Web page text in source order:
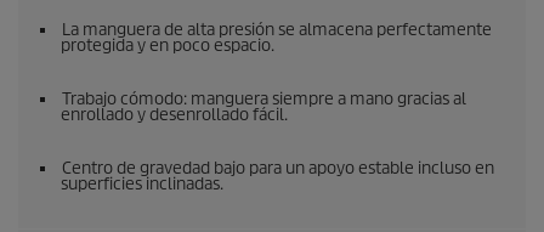
La manguera de alta presión se almacena perfectamente
protegida y en poco espacio.
Trabajo cómodo: manguera siempre a mano gracias al
enrollado y desenrollado fácil.
Centro de gravedad bajo para un apoyo estable incluso en
superficies inclinadas.